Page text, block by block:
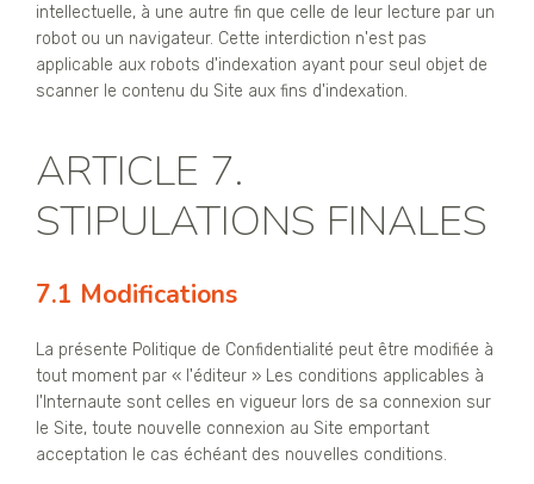
intellectuelle, à une autre fin que celle de leur lecture par un
robot ou un navigateur. Cette interdiction n'est pas
applicable aux robots d'indexation ayant pour seul objet de
scanner le contenu du Site aux fins d'indexation.
ARTICLE 7.
STIPULATIONS FINALES
7.1 Modifications
La présente Politique de Confidentialité peut être modifiée à
tout moment par « l'éditeur » Les conditions applicables à
l'Internaute sont celles en vigueur lors de sa connexion sur
le Site, toute nouvelle connexion au Site emportant
acceptation le cas échéant des nouvelles conditions.